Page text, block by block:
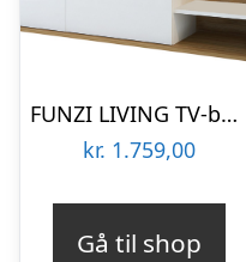
FUNZI LIVING TV-bord og væghylde, m. låger og hylde – hvid og teaktræsfarvet melamin (sæt med 2)
kr. 1.759,00
Gå til shop